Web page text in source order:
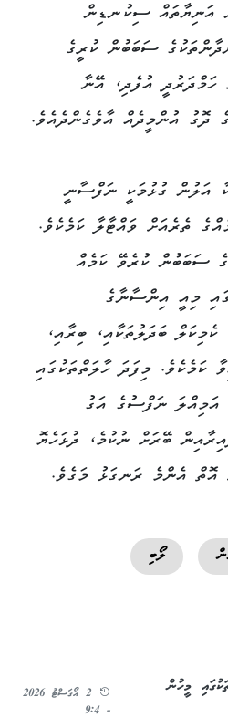
އަނިޔާތައް ސިކުނޑިން
ސަބަބުން ކުރީގެ
ހަމްދަރުދީ އުފެދި، އޭނާ
ދޮގު އުންމީދެއް އާވެގެންދެއެވެ.
އަލުން ގުޅުމަކީ ނަފްސާނީ
ތެރެއަށް ވައްޓާލާ ކަމެކެވެ.
ސަބަބުން ކުރެވޭ ކަމެއް
މިއީ އިންސާނާގެ
ބަދަލުތަކާއި، ބިރާއި،
ކަމެކެވެ. މިފަދަ ހާލަތްތަކުގައި
އަމިއްލަ ނަފްސުގެ އަގު
ބޭރަށް ނުކުމެ، ދުޅަހެޔޮ
އޮތް އެންމެ ރަނގަޅު މަގެވެ.
ލޯބި
މީހުން
2 އޯގަސްޓު 2026
- 9:4